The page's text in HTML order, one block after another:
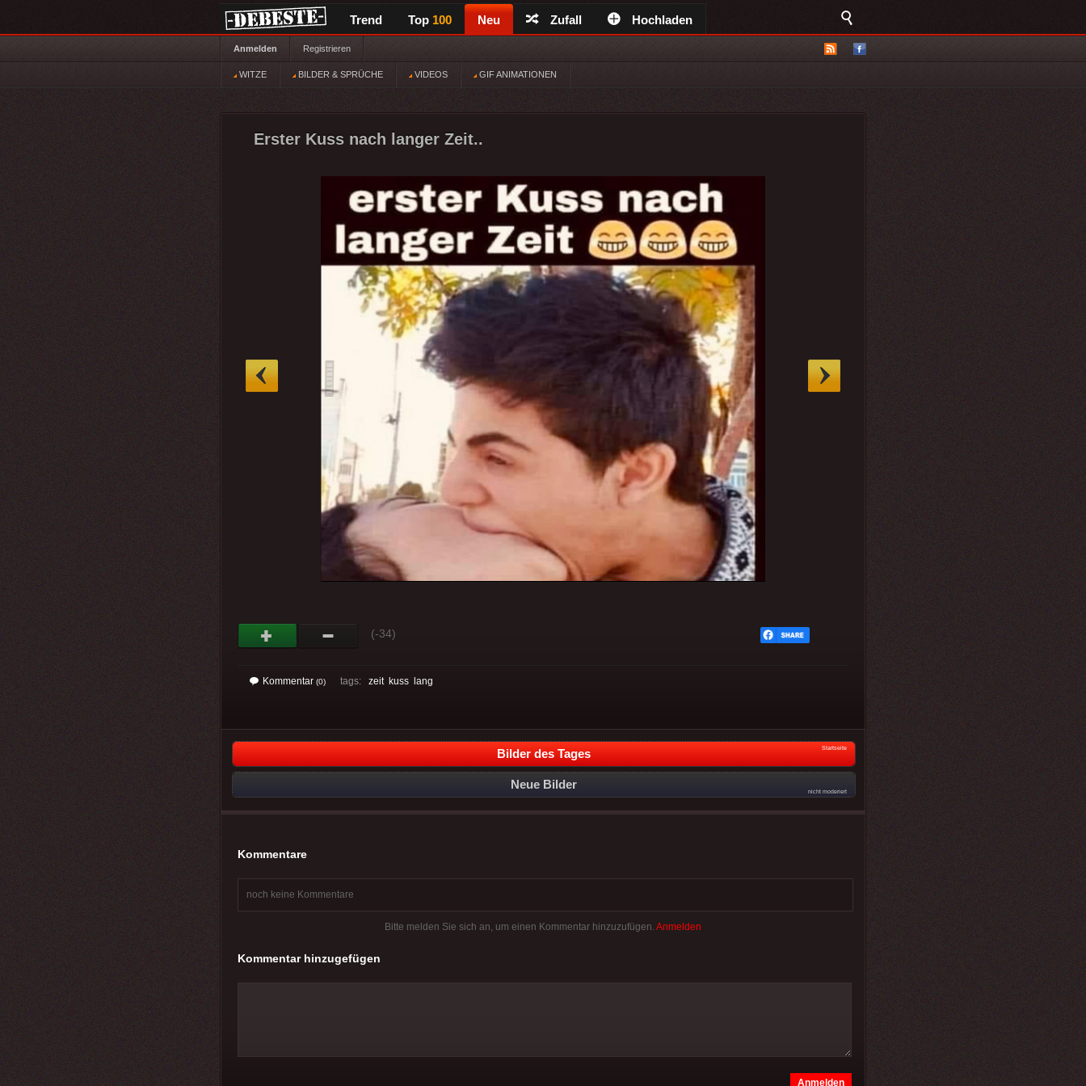
Trend Top 100 Neu Zufall Hochladen
Anmelden Registrieren
WITZE BILDER & SPRÜCHE VIDEOS GIF ANIMATIONEN
Erster Kuss nach langer Zeit..
(-34)
Kommentar (0) tags: zeit kuss lang
Bilder des Tages Startseite
Neue Bilder
nicht moderiert
Kommentare
noch keine Kommentare
Bitte melden Sie sich an, um einen Kommentar hinzuzufügen. Anmelden
Kommentar hinzugefügen